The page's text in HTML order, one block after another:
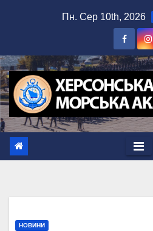
Пн. Сер 10th, 2026
НОВИНИ